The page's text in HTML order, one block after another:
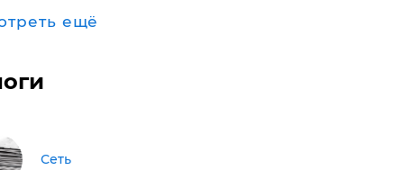
ещё
Сеть